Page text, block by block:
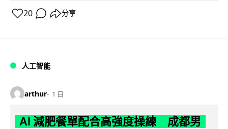
20 分享
人工智能
arthur 1 日
AI 減肥餐單配合高強度操練 成都男